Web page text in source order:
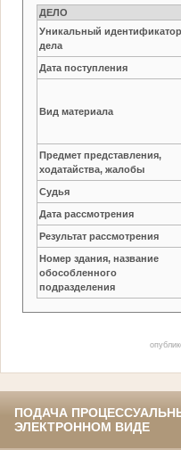
ДЕЛО
Уникальный идентификатор
дела
Дата поступления
Вид материала
Предмет представления,
ходатайства, жалобы
Судья
Дата рассмотрения
Результат рассмотрения
Номер здания, название
обособленного
подразделения
ПОДАЧА
ЭЛЕКТРОННОМ ВИДЕ